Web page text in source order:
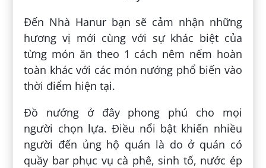
Đến Nhà Hanur bạn sẽ cảm nhận những
hương vị mới cùng với sự khác biệt của
từng món ăn theo 1 cách nêm nếm hoàn
toàn khác với các món nướng phổ biến vào
thời điểm hiện tại.
Đồ nướng ở đây phong phú cho mọi
người chọn lựa. Điều nổi bật khiến nhiều
người đến ủng hộ quán là do ở quán có
quầy bar phục vụ cà phê, sinh tố, nước ép